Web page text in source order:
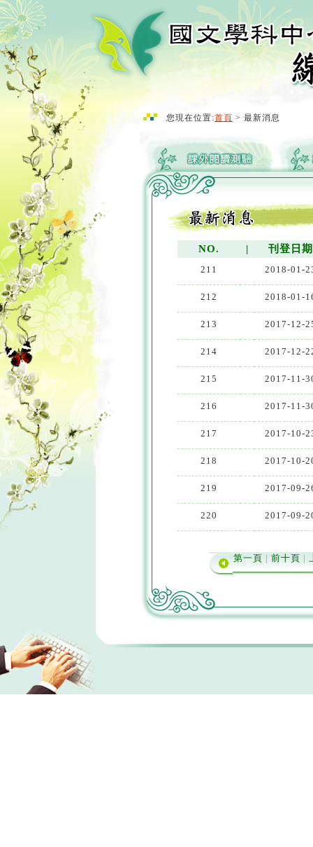
您現在位置:首頁 > 最新消息
NO. | 刊登日期
211 2018-01-
212 2018-01-
213 2017-12-
214 2017-12-
215 2017-11-
216 2017-11-
217 2017-10-
218 2017-10-
219 2017-09-
220 2017-09-
第一頁 | 前十頁 |